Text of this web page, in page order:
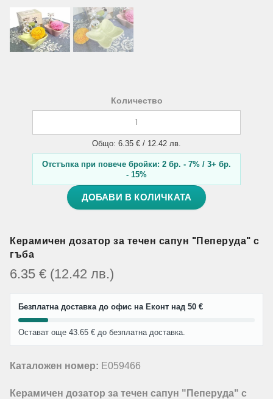
Количество
Общо: 6.35 € / 12.42 лв.
Отстъпка при повече бройки: 2 бр. - 7% / 3+ бр.
- 15%
ДОБАВИ В КОЛИЧКАТА
Керамичен дозатор за течен сапун "Пеперуда" с
гъба
6.35 € (12.42 лв.)
Безплатна доставка до офис на Еконт над 50 €
Остават още 43.65 € до безплатна доставка.
Каталожен номер: E059466
Керамичен дозатор за течен сапун "Пеперуда" с